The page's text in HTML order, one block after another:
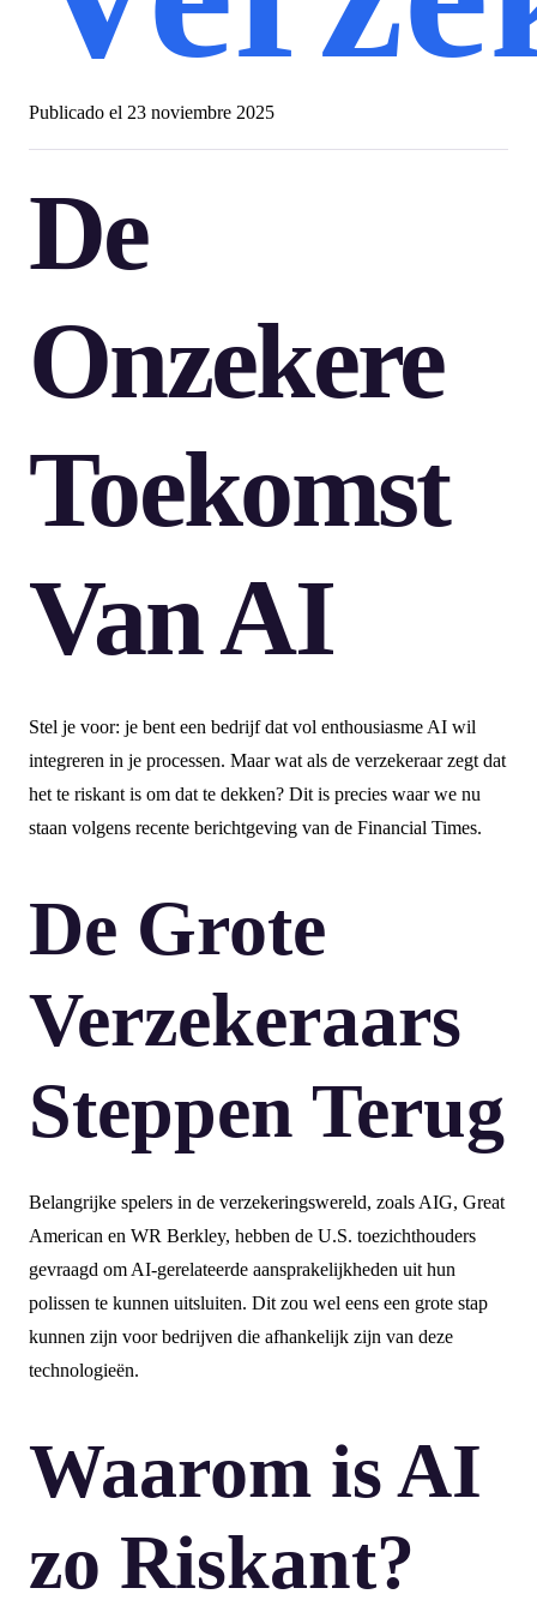
Publicado el 23 noviembre 2025
De
Onzekere
Toekomst
Van AI
Stel je voor: je bent een bedrijf dat vol enthousiasme AI wil
integreren in je processen. Maar wat als de verzekeraar zegt dat
het te riskant is om dat te dekken? Dit is precies waar we nu
staan volgens recente berichtgeving van de Financial Times.
De Grote
Verzekeraars
Steppen Terug
Belangrijke spelers in de verzekeringswereld, zoals AIG, Great
American en WR Berkley, hebben de U.S. toezichthouders
gevraagd om AI-gerelateerde aansprakelijkheden uit hun
polissen te kunnen uitsluiten. Dit zou wel eens een grote stap
kunnen zijn voor bedrijven die afhankelijk zijn van deze
technologieën.
Waarom is AI
zo Riskant?